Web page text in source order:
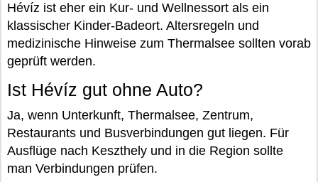
Hévíz ist eher ein Kur- und Wellnessort als ein
klassischer Kinder-Badeort. Altersregeln und
medizinische Hinweise zum Thermalsee sollten vorab
geprüft werden.
Ist Hévíz gut ohne Auto?
Ja, wenn Unterkunft, Thermalsee, Zentrum,
Restaurants und Busverbindungen gut liegen. Für
Ausflüge nach Keszthely und in die Region sollte
man Verbindungen prüfen.